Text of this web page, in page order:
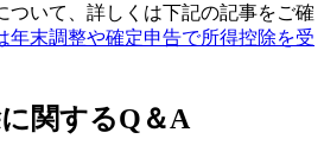
ついて、詳しくは下記の記事をご確
年末調整や確定申告で所得控除を受
関するQ＆A